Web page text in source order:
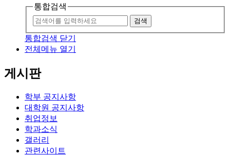
통합검색
검색
통합검색 닫기
전체메뉴 열기
게시판
학부 공지사항
대학원 공지사항
취업정보
학과소식
갤러리
관련사이트